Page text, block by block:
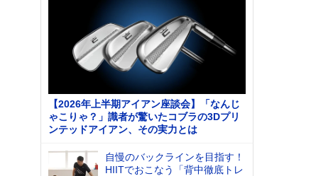
【2026年上半期アイアン座談会】「なんじ
ゃこりゃ？」識者が驚いたコブラの3Dプリ
ンテッドアイアン、その実力とは
自慢のバックラインを目指す！
HIITでおこなう「背中徹底トレ